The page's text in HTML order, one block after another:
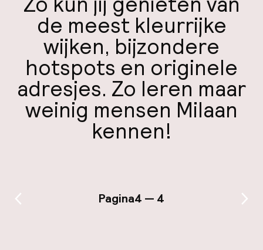
de meest kleurrijke
wijken, bijzondere
hotspots en originele
adresjes. Zo leren maar
weinig mensen Milaan
kennen!
Vorige pagina Pagina4 — 4